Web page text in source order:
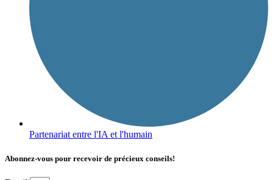
Partenariat entre l'IA et l'humain
Abonnez-vous pour recevoir de précieux conseils!